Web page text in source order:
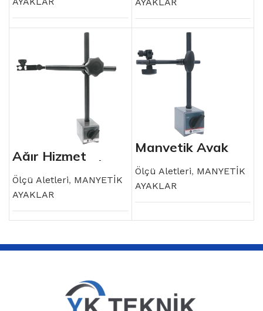
Ağır Hizmet
Manyetik Ayak
Ölçü Aletleri, MANYETİK
AYAKLAR
Manyetik Ayak
Ölçü Aletleri, MANYETİK
AYAKLAR